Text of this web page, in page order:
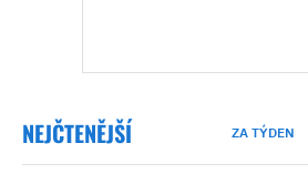
NEJČTENĚJŠÍ ZA TÝDEN